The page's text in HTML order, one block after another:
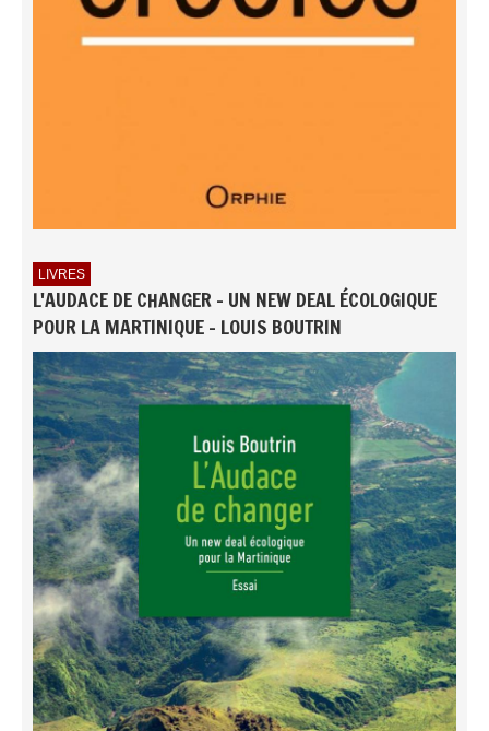
LIVRES
L'AUDACE DE CHANGER - UN NEW DEAL ÉCOLOGIQUE
POUR LA MARTINIQUE - LOUIS BOUTRIN